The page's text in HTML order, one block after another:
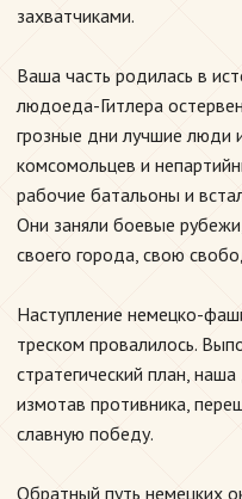
захватчиками.
Ваша часть родилась в
людоеда-Гитлера
грозные дни лучшие люди
комсомольцев и
рабочие батальоны и
Они заняли боевые
своего города, свою
Наступление немецко-
треском провалилось.
стратегический план,
измотав противника,
славную победу.
Обратный путь немецких